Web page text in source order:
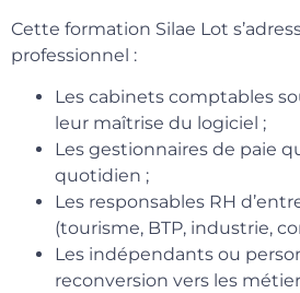
Cette formation Silae Lot
professionnel :
Les cabinets comptables
leur maîtrise du logiciel ;
Les gestionnaires de paie
quotidien ;
Les responsables RH
(tourisme, BTP, industrie,
Les indépendants ou
reconversion vers les